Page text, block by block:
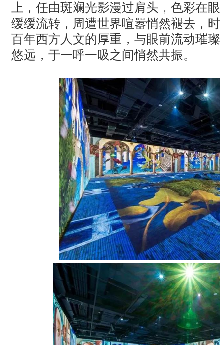
上，任由斑斓光影漫过肩头，色彩在
缓缓流转，周遭世界喧嚣悄然褪去，
百年西方人文的厚重，与眼前流动璀
悠远，于一呼一吸之间悄然共振。